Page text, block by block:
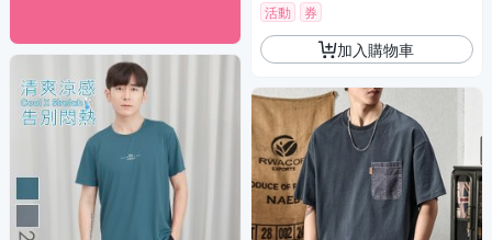
活動 券
加入購物車